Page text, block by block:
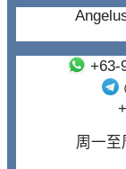
+63-
周一至